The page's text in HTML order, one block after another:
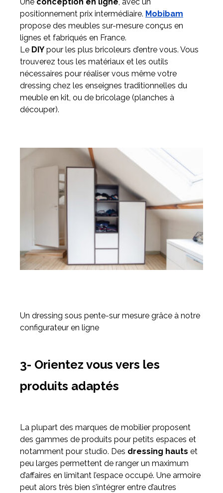
positionnement prix intermédiaire. Mobibam
propose des meubles sur-mesure conçus en
lignes et fabriqués en France.
Le DIY pour les plus bricoleurs d’entre vous. Vous
trouverez tous les matériaux et les outils
nécessaires pour réaliser vous même votre
dressing chez les enseignes traditionnelles du
meuble en kit, ou de bricolage (planches à
découper).
Un dressing sous pente-sur mesure grâce à notre
configurateur en ligne
3- Orientez vous vers les
produits adaptés
La plupart des marques de mobilier proposent
des gammes de produits pour petits espaces et
notamment pour studio. Des dressing hauts et
peu larges permettent de ranger un maximum
d’affaires en limitant l’espace occupé. Une armoire
peut alors très bien s’intégrer entre d’autres